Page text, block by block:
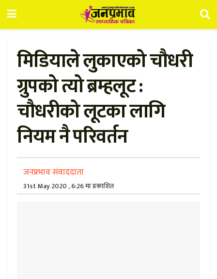
मिडियाले लुकाएको चौधरी
ग्रुपको त्यो ब्रम्हलूट :
चौधरीको लूटका लागि
नियम नै परिवर्तन
जनप्रभाव संवाददाता
31st May 2020 , 6:26 मा प्रकाशित